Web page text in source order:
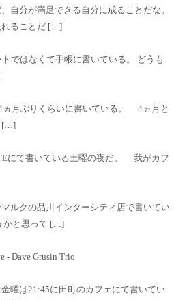
自分が満足できる自分に成ることだな。
れることだ […]
ではなくて手帳に書いている。 どうも
月ぶりくらいに書いている。 4ヵ月と
[…]
にて書いている土曜の夜だ。 我がカフ
ルクの品川インターシティ店で書いてい
かと思って […]
- Dave Grusin Trio
曜は21:45に田町のカフェにて書いてい